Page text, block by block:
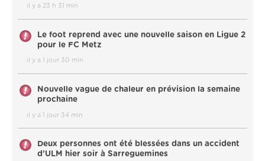
il y a 23 h 31 min
Le foot reprend avec une nouvelle saison en Ligue 2
pour le FC Metz
il y a 1 jour 30 min
Nouvelle vague de chaleur en prévision la semaine
prochaine
il y a 1 jour 34 min
Deux personnes ont été blessées dans un accident
d’ULM hier soir à Sarreguemines